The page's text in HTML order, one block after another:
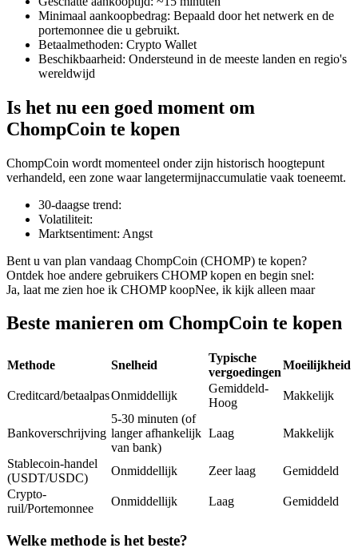
COIN-M-futures
Cryptocurrency-futures
TradFi
USDC-futures
Kopiëren Handel
Sluit je aan bij top traders
Minimaal aankoopbedrag: Bepaald door het netwerk en de
portemonnee die u gebruikt.
Betaalmethoden: Crypto Wallet
Beschikbaarheid: Ondersteund in de meeste landen en regio's
wereldwijd
Is het nu een goed moment om
ChompCoin te kopen
ChompCoin wordt momenteel onder zijn historisch hoogtepunt
verhandeld, een zone waar langetermijnaccumulatie vaak toeneemt.
30-daagse trend:
Volatiliteit:
Marktsentiment: Angst
Bent u van plan vandaag ChompCoin (CHOMP) te kopen?
Ontdek hoe andere gebruikers CHOMP kopen en begin snel:
Ja, laat me zien hoe ik CHOMP koopNee, ik kijk alleen maar
Beste manieren om ChompCoin te kopen
Methode Snelheid
Typische
vergoedingen
Moeilijkheid
Creditcard/betaalpasOnmiddellijk
Gemiddeld-
Hoog
Makkelijk
Bankoverschrijving
5-30 minuten (of
langer afhankelijk
van bank)
Laag Makkelijk
Stablecoin-handel
(USDT/USDC)
Onmiddellijk Zeer laag
Gemiddeld
Crypto-
ruil/Portemonnee
Onmiddellijk Laag Gemiddeld
Welke methode is het beste?